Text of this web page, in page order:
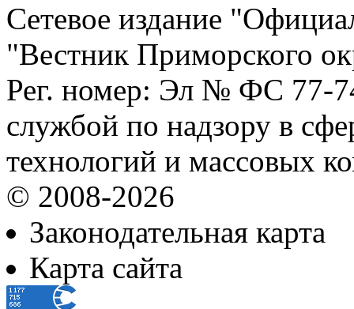
Сетевое издание
"Вестник Приморского
Рег. номер: Эл № ФС 77-
службой по надзору в
технологий и массовых
© 2008-2026
Законодательная карта
Карта сайта